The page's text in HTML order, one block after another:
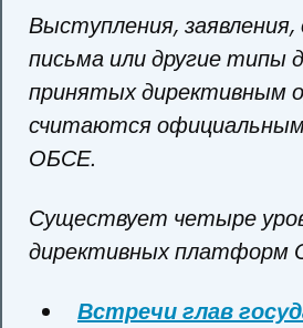
Выступления,
письма или другие типы
принятых директивным
считаются
ОБСЕ.
Существует четыре
директивных платформ
Встречи глав